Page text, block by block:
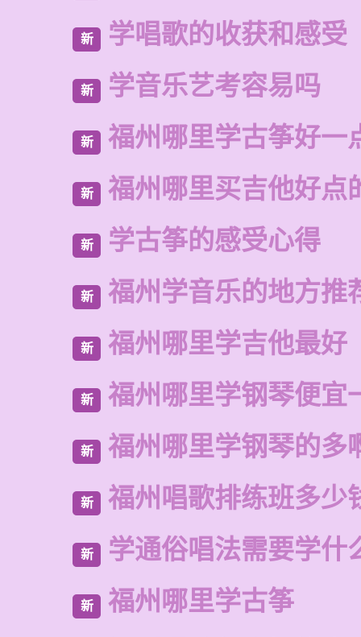
新 学唱歌的收获和感受
新 学音乐艺考容易吗
新 福州哪里学古筝好一
新 福州哪里买吉他好点
新 学古筝的感受心得
新 福州学音乐的地方推
新 福州哪里学吉他最好
新 福州哪里学钢琴便宜
新 福州哪里学钢琴的多
新 福州唱歌排练班多少
新 学通俗唱法需要学什
新 福州哪里学古筝